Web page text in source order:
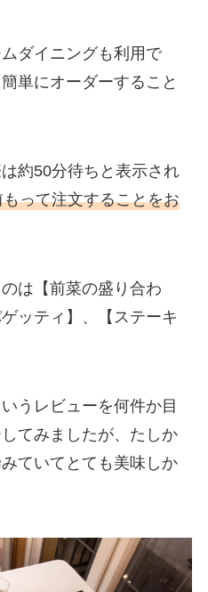
ダイニングも利用で
単にオーダーすること
約50分待ちと表示され
って注文することをお
は【前菜の盛り合わ
ッティ】、【ステーキ
うレビューを何件か目
てみましたが、たしか
ていてとても美味しか